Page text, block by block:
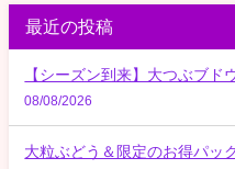
最近の投稿
【シーズン到来】大つぶブド
08/08/2026
大粒ぶどう＆限定のお得パッ